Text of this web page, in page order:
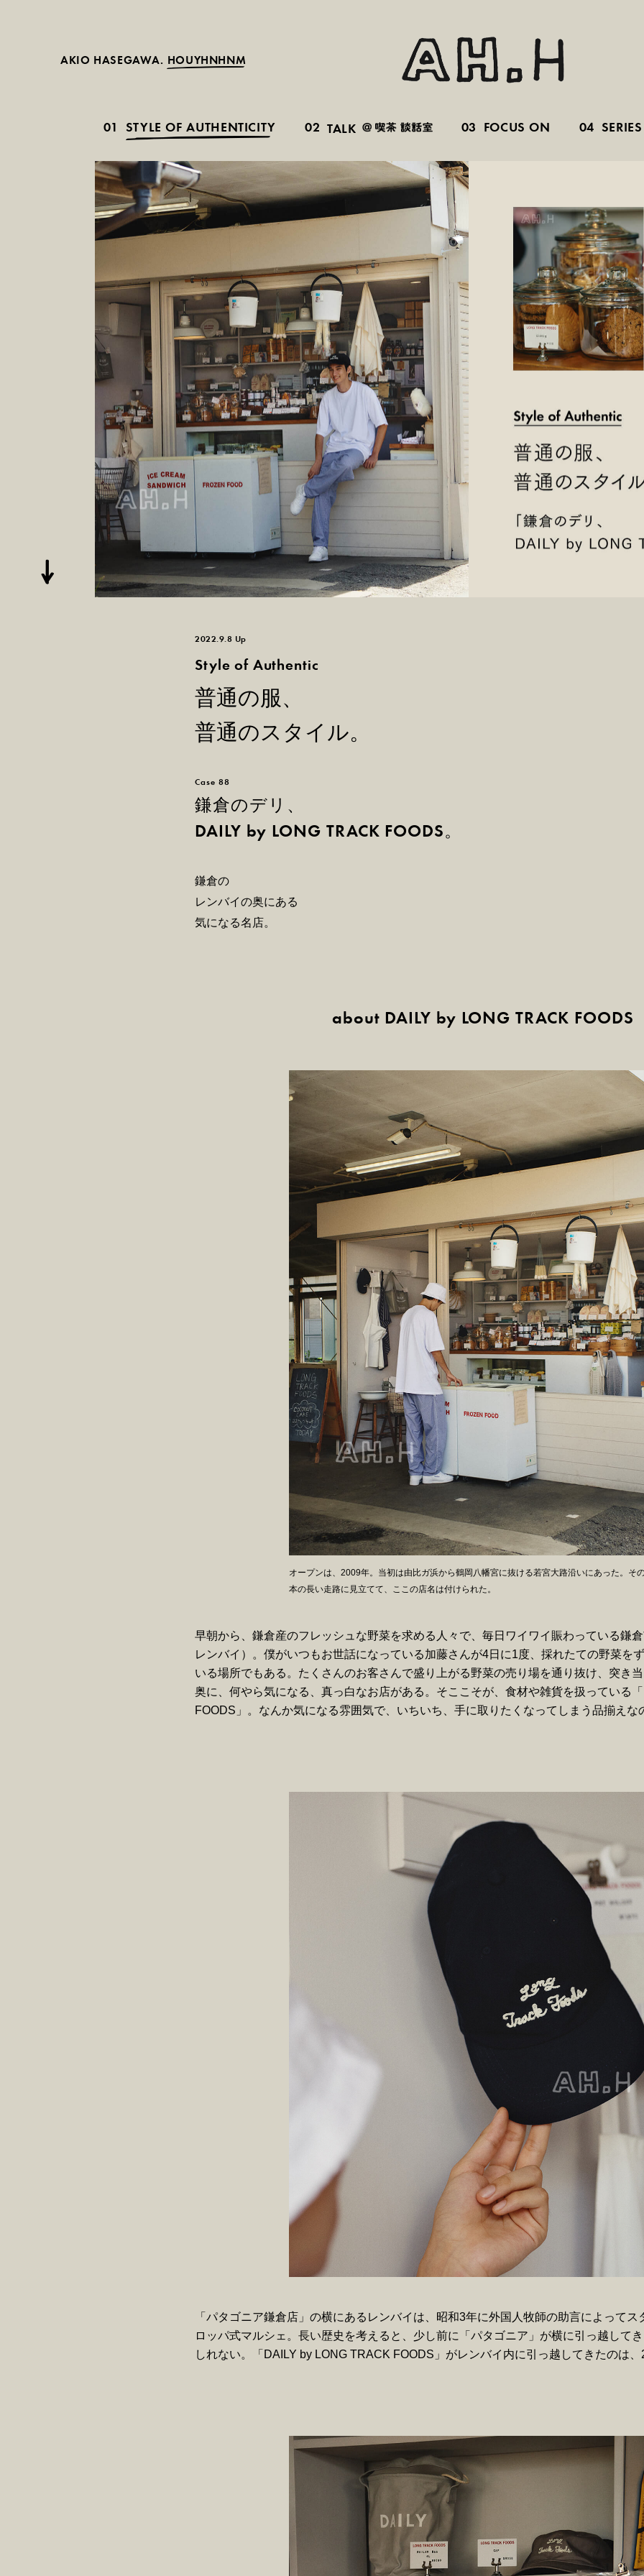
AKIO HASEGAWA. HOUYHNHNM
2022.9.8 Up
Style of Authentic
普通の服、
普通のスタイル。
Case 88
鎌倉のデリ、
DAILY by LONG TRACK FOODS。
鎌倉の
レンバイの奥にある
気になる名店。
about DAILY by LONG TRACK FOODS
オープンは、2009年。当初は由比ガ浜から鶴岡八幡宮に抜ける若宮大路沿いにあった。そ
本の長い走路に見立てて、ここの店名は付けられた。
早朝から、鎌倉産のフレッシュな野菜を求める人々で、毎日ワイワイ賑わっている鎌
レンバイ）。僕がいつもお世話になっている加藤さんが4日に1度、採れたての野菜を
いる場所でもある。たくさんのお客さんで盛り上がる野菜の売り場を通り抜け、突き
奥に、何やら気になる、真っ白なお店がある。そここそが、食材や雑貨を扱っている
FOODS」。なんか気になる雰囲気で、いちいち、手に取りたくなってしまう品揃えな
「パタゴニア鎌倉店」の横にあるレンバイは、昭和3年に外国人牧師の助言によって
ロッパ式マルシェ。長い歴史を考えると、少し前に「パタゴニア」が横に引っ越して
しれない。「DAILY by LONG TRACK FOODS」がレンバイ内に引っ越してきたのは
01 STYLE OF AUTHENTICITY 02 TALK 03 FOCUS ON 04 SERIES